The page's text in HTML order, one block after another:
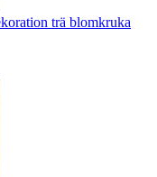
trä blomkruka